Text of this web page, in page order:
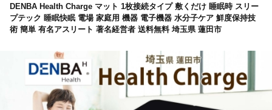
DENBA Health Charge マット 1枚接続タイプ 敷くだけ 睡眠時 スリー
プテック 睡眠快眠 電場 家庭用 機器 電子機器 水分子ケア 鮮度保持技
術 簡単 有名アスリート 著名経営者 送料無料 埼玉県 蓮田市